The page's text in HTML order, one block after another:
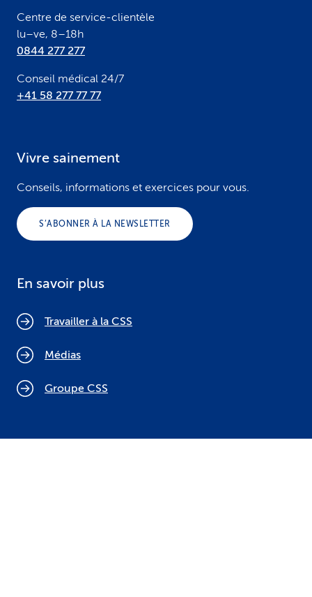
Centre de service-clientèle
lu–ve, 8–18h
0844 277 277
Conseil médical 24/7
+41 58 277 77 77
Vivre sainement
Conseils, informations et exercices pour vous.
S’ABONNER À LA NEWSLETTER
En savoir plus
Travailler à la CSS
Médias
Groupe CSS